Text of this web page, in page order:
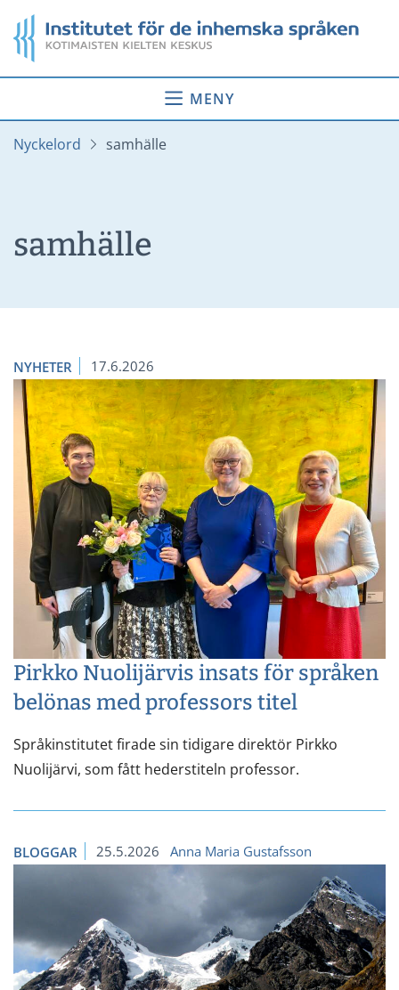
till
innehåll
Startsida
MENY
Nyckelord samhälle
samhälle
NYHETER 17.6.2026
Pirkko Nuolijärvis insats för språken
belönas med professors titel
Språkinstitutet firade sin tidigare direktör Pirkko
Nuolijärvi, som fått hederstiteln professor.
BLOGGAR 25.5.2026 Anna Maria Gustafsson